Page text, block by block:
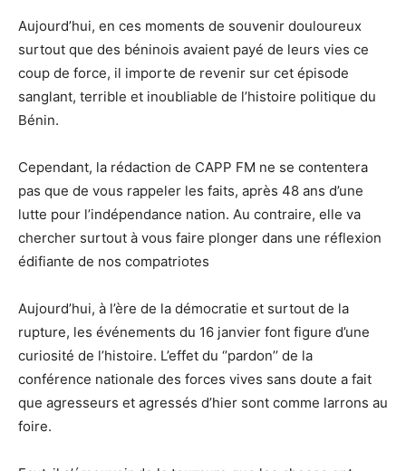
Aujourd’hui, en ces moments de souvenir douloureux
surtout que des béninois avaient payé de leurs vies ce
coup de force, il importe de revenir sur cet épisode
sanglant, terrible et inoubliable de l’histoire politique du
Bénin.
Cependant, la rédaction de CAPP FM ne se contentera
pas que de vous rappeler les faits, après 48 ans d’une
lutte pour l’indépendance nation. Au contraire, elle va
chercher surtout à vous faire plonger dans une réflexion
édifiante de nos compatriotes
Aujourd’hui, à l’ère de la démocratie et surtout de la
rupture, les événements du 16 janvier font figure d’une
curiosité de l’histoire. L’effet du ‘’pardon’’ de la
conférence nationale des forces vives sans doute a fait
que agresseurs et agressés d’hier sont comme larrons au
foire.